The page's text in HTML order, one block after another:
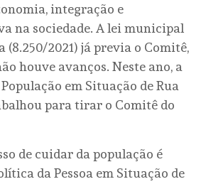
integração e
na sociedade. A lei municipal
(8.250/2021) já previa o Comitê,
houve avanços. Neste ano, a
em Situação de Rua
para tirar o Comitê do
de cuidar da população é
da Pessoa em Situação de